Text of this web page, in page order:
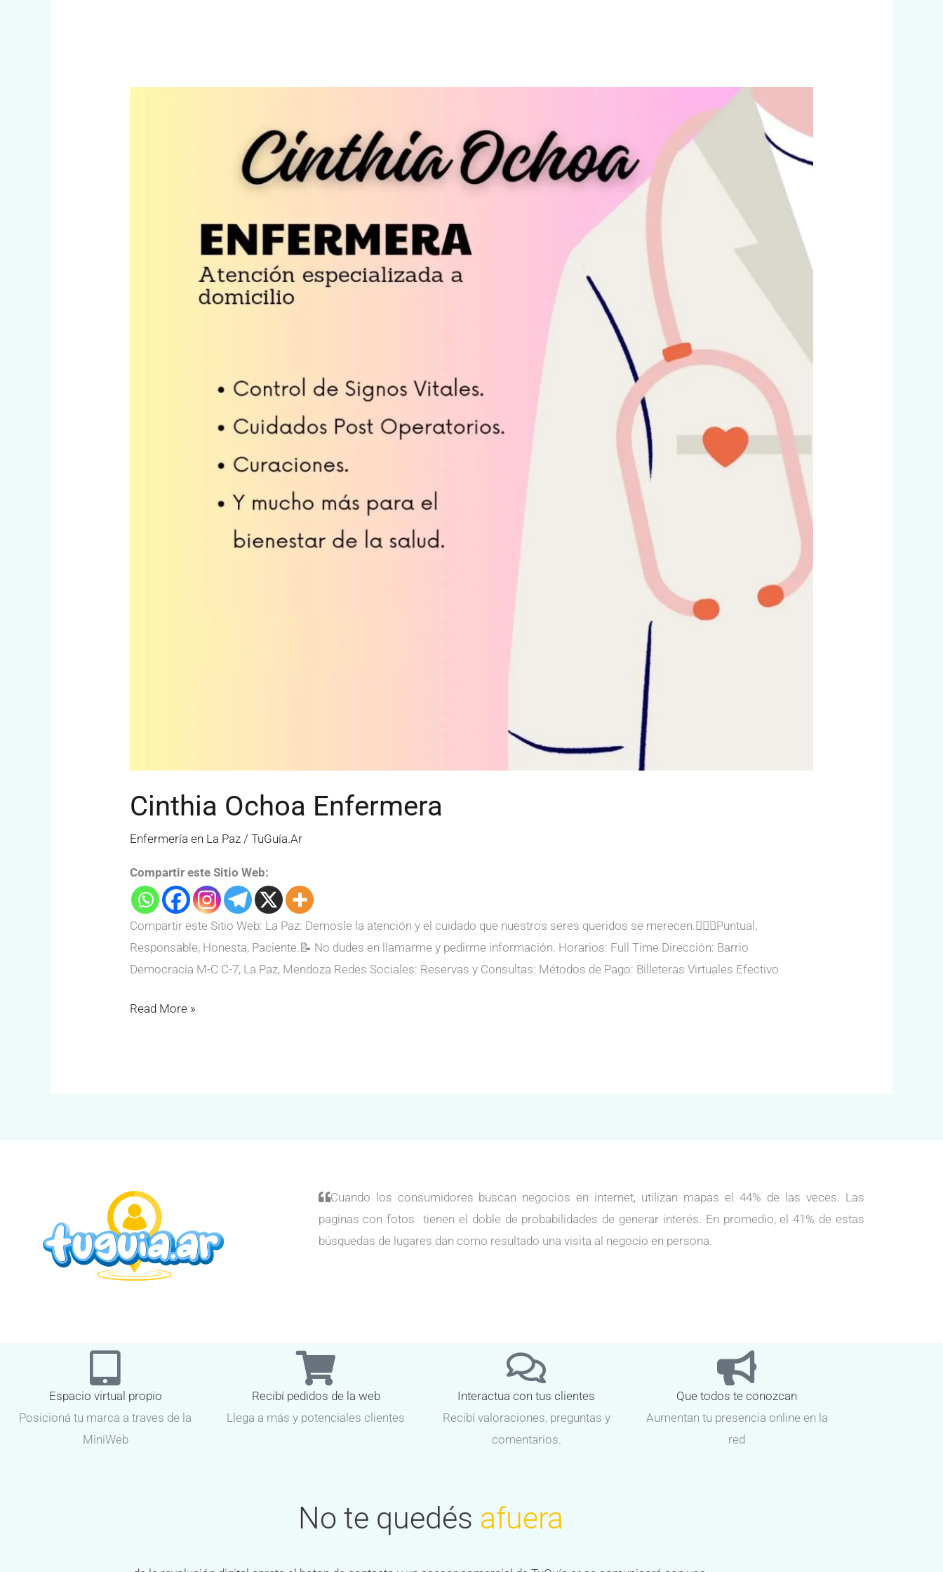
Cinthia Ochoa Enfermera
Enfermería en La Paz /TuGuía.Ar
Compartir este Sitio Web:
Compartir este Sitio Web: La Paz: Demosle la atención y el cuidado que nuestros seres queridos se merecen.👩🏻‍⚕️Puntual,
Responsable, Honesta, Paciente.📝 No dudes en llamarme y pedirme información. Horarios: Full Time Dirección: Barrio
Democracia M-C C-7, La Paz, Mendoza Redes Sociales: Reservas y Consultas: Métodos de Pago: Billeteras Virtuales Efectivo
Read More »
Cuando los consumidores buscan negocios en internet, utilizan mapas el 44% de las veces. Las
paginas con fotos tienen el doble de probabilidades de generar interés. En promedio, el 41% de estas
búsquedas de lugares dan como resultado una visita al negocio en persona.
Espacio virtual propio
Posicioná tu marca a traves de la
MiniWeb
Recibí pedidos de la web
Llega a más y potenciales clientes
Interactua con tus clientes
Recibí valoraciones, preguntas y
comentarios.
Que todos te conozcan
Aumentan tu presencia online en la
red
No te quedés afuera